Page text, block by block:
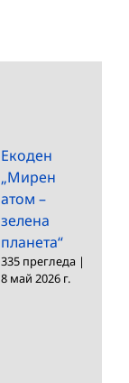
Екоден
„Мирен
атом –
зелена
планета“
335 прегледа |
8 май 2026 г.